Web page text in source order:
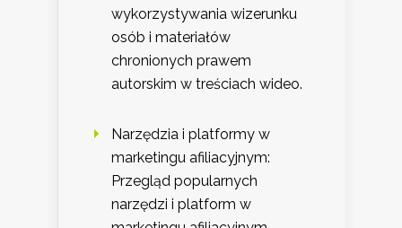
wykorzystywania wizerunku
osób i materiałów
chronionych prawem
autorskim w treściach wideo.
Narzędzia i platformy w
marketingu afiliacyjnym:
Przegląd popularnych
narzędzi i platform w